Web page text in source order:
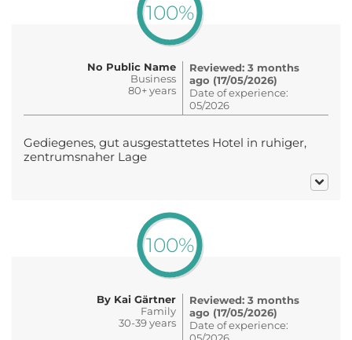
100%
No Public Name
Business
80+ years
Reviewed: 3 months
ago (17/05/2026)
Date of experience:
05/2026
Gediegenes, gut ausgestattetes Hotel in ruhiger,
zentrumsnaher Lage
100%
By Kai Gärtner
Family
30-39 years
Reviewed: 3 months
ago (17/05/2026)
Date of experience: